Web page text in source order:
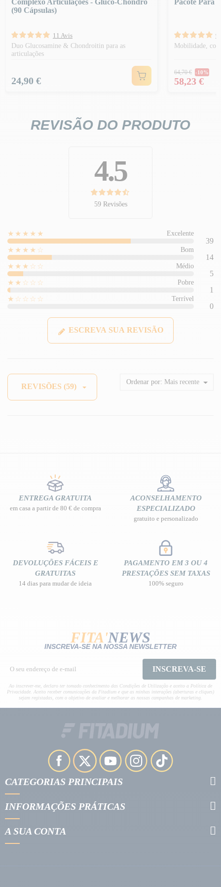
Complexo Articulações - Gluco-Chondro
(90 Cápsulas)
11 Avis
Duo Glucosamine & Chondroitin para as
articulações
Preço
24,90 €
Pacote Para
9
Mobilidade,
Preço
64,70 € -10%
Preço
58,23 €
REVISÃO DO PRODUTO
4.5
59 Revisões
★★★★★ Excelente
39
★★★★☆
Bom
14
★★★☆☆
Médio
5
★★☆☆☆
Pobre
1
★☆☆☆☆
Terrível
0
ESCREVA SUA REVISÃO
REVISÕES (59)
Ordenar por: Mais recente
ENTREGA GRATUITA
em casa a partir de 80 € de compra
ACONSELHAMENTO
ESPECIALIZADO
gratuito e personalizado
DEVOLUÇÕES FÁCEIS E
GRATUITAS
14 dias para mudar de ideia
PAGAMENTO EM 3 OU 4
PRESTAÇÕES SEM TAXAS
100% seguro
FITA'NEWS
INSCREVA-SE NA NOSSA NEWSLETTER
INSCREVA-SE
Ao inscrever-me, declaro ter tomado conhecimento das Condições de Utilização e aceito a Política de
Privacidade. Aceito receber comunicações da Fitadium e que as minhas interações (aberturas e cliques)
sejam registadas, com o objetivo de avaliar e melhorar as nossas campanhas de marketing.
CATEGORIAS PRINCIPAIS
INFORMAÇÕES PRÁTICAS
A SUA CONTA